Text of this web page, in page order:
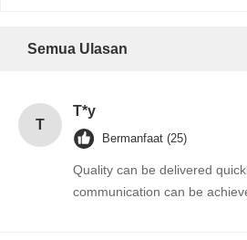
Kontrol
Kualitas
Kami
Semua Ulasan
T
T*y
Bermanfaat (25)
Quality can be delivered
communication can be